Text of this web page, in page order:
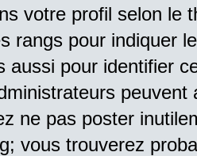
votre profil selon le
rangs pour indiquer
aussi pour identifier
ne pas poster
vous trouverez